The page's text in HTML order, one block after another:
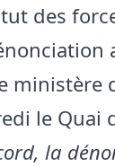
des
ministère
le Quai
la